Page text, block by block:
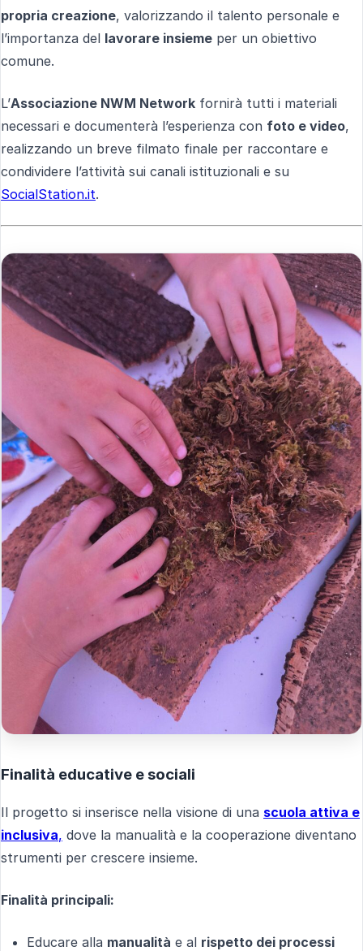
propria creazione, valorizzando il talento personale e
l’importanza del lavorare insieme per un obiettivo
comune.
L’Associazione NWM Network fornirà tutti i materiali
necessari e documenterà l’esperienza con foto e video,
realizzando un breve filmato finale per raccontare e
condividere l’attività sui canali istituzionali e su
SocialStation.it.
Finalità educative e sociali
Il progetto si inserisce nella visione di una scuola attiva e
inclusiva, dove la manualità e la cooperazione diventano
strumenti per crescere insieme.
Finalità principali:
Educare alla manualità e al rispetto dei processi